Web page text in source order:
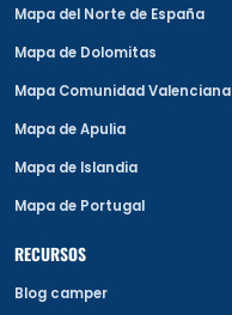
Mapa del Norte de España
Mapa de Dolomitas
Mapa Comunidad Valenciana
Mapa de Apulia
Mapa de Islandia
Mapa de Portugal
RECURSOS
Blog camper